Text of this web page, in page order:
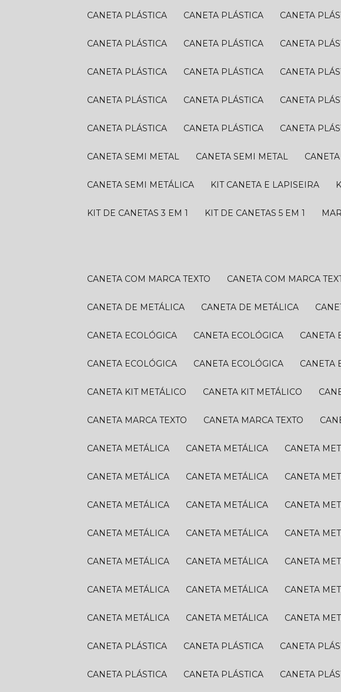
CANETA PLÁSTICA CANETA PLÁSTICA CANETA
CANETA PLÁSTICA CANETA PLÁSTICA CANETA
CANETA PLÁSTICA CANETA PLÁSTICA CANETA
CANETA PLÁSTICA CANETA PLÁSTICA CANETA
CANETA PLÁSTICA CANETA PLÁSTICA CANETA
CANETA SEMI METAL CANETA SEMI METAL
CANETA SEMI METÁLICA KIT CANETA E LAPISEIRA
KIT DE CANETAS 3 EM 1 KIT DE CANETAS 5 EM 1
CANETA COM MARCA TEXTO CANETA COM MARCA
CANETA DE METÁLICA CANETA DE METÁLICA
CANETA ECOLÓGICA CANETA ECOLÓGICA
CANETA ECOLÓGICA CANETA ECOLÓGICA
CANETA KIT METÁLICO CANETA KIT METÁLICO
CANETA MARCA TEXTO CANETA MARCA TEXTO
CANETA METÁLICA CANETA METÁLICA CANETA
CANETA METÁLICA CANETA METÁLICA CANETA
CANETA METÁLICA CANETA METÁLICA CANETA
CANETA METÁLICA CANETA METÁLICA CANETA
CANETA METÁLICA CANETA METÁLICA CANETA
CANETA METÁLICA CANETA METÁLICA CANETA
CANETA METÁLICA CANETA METÁLICA CANETA
CANETA PLÁSTICA CANETA PLÁSTICA CANETA
CANETA PLÁSTICA CANETA PLÁSTICA CANETA